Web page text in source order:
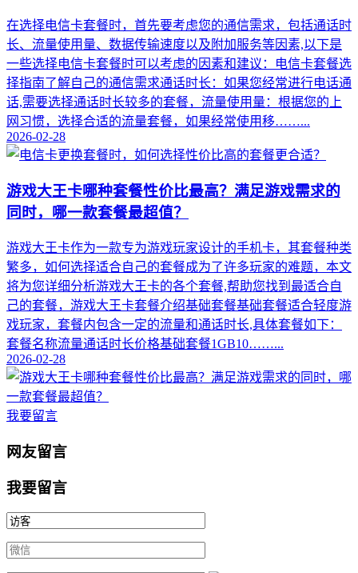
在选择电信卡套餐时，首先要考虑您的通信需求，包括通话时
长、流量使用量、数据传输速度以及附加服务等因素,以下是
一些选择电信卡套餐时可以考虑的因素和建议：电信卡套餐选
择指南了解自己的通信需求通话时长：如果您经常进行电话通
话,需要选择通话时长较多的套餐，流量使用量：根据您的上
网习惯，选择合适的流量套餐，如果经常使用移……...
2026-02-28
游戏大王卡哪种套餐性价比最高？满足游戏需求的
同时，哪一款套餐最超值？
游戏大王卡作为一款专为游戏玩家设计的手机卡，其套餐种类
繁多，如何选择适合自己的套餐成为了许多玩家的难题，本文
将为您详细分析游戏大王卡的各个套餐,帮助您找到最适合自
己的套餐，游戏大王卡套餐介绍基础套餐基础套餐适合轻度游
戏玩家，套餐内包含一定的流量和通话时长,具体套餐如下：
套餐名称流量通话时长价格基础套餐1GB10……...
2026-02-28
我要留言
网友留言
我要留言